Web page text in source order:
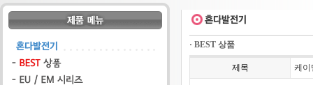
· BEST 상품
제목 케이